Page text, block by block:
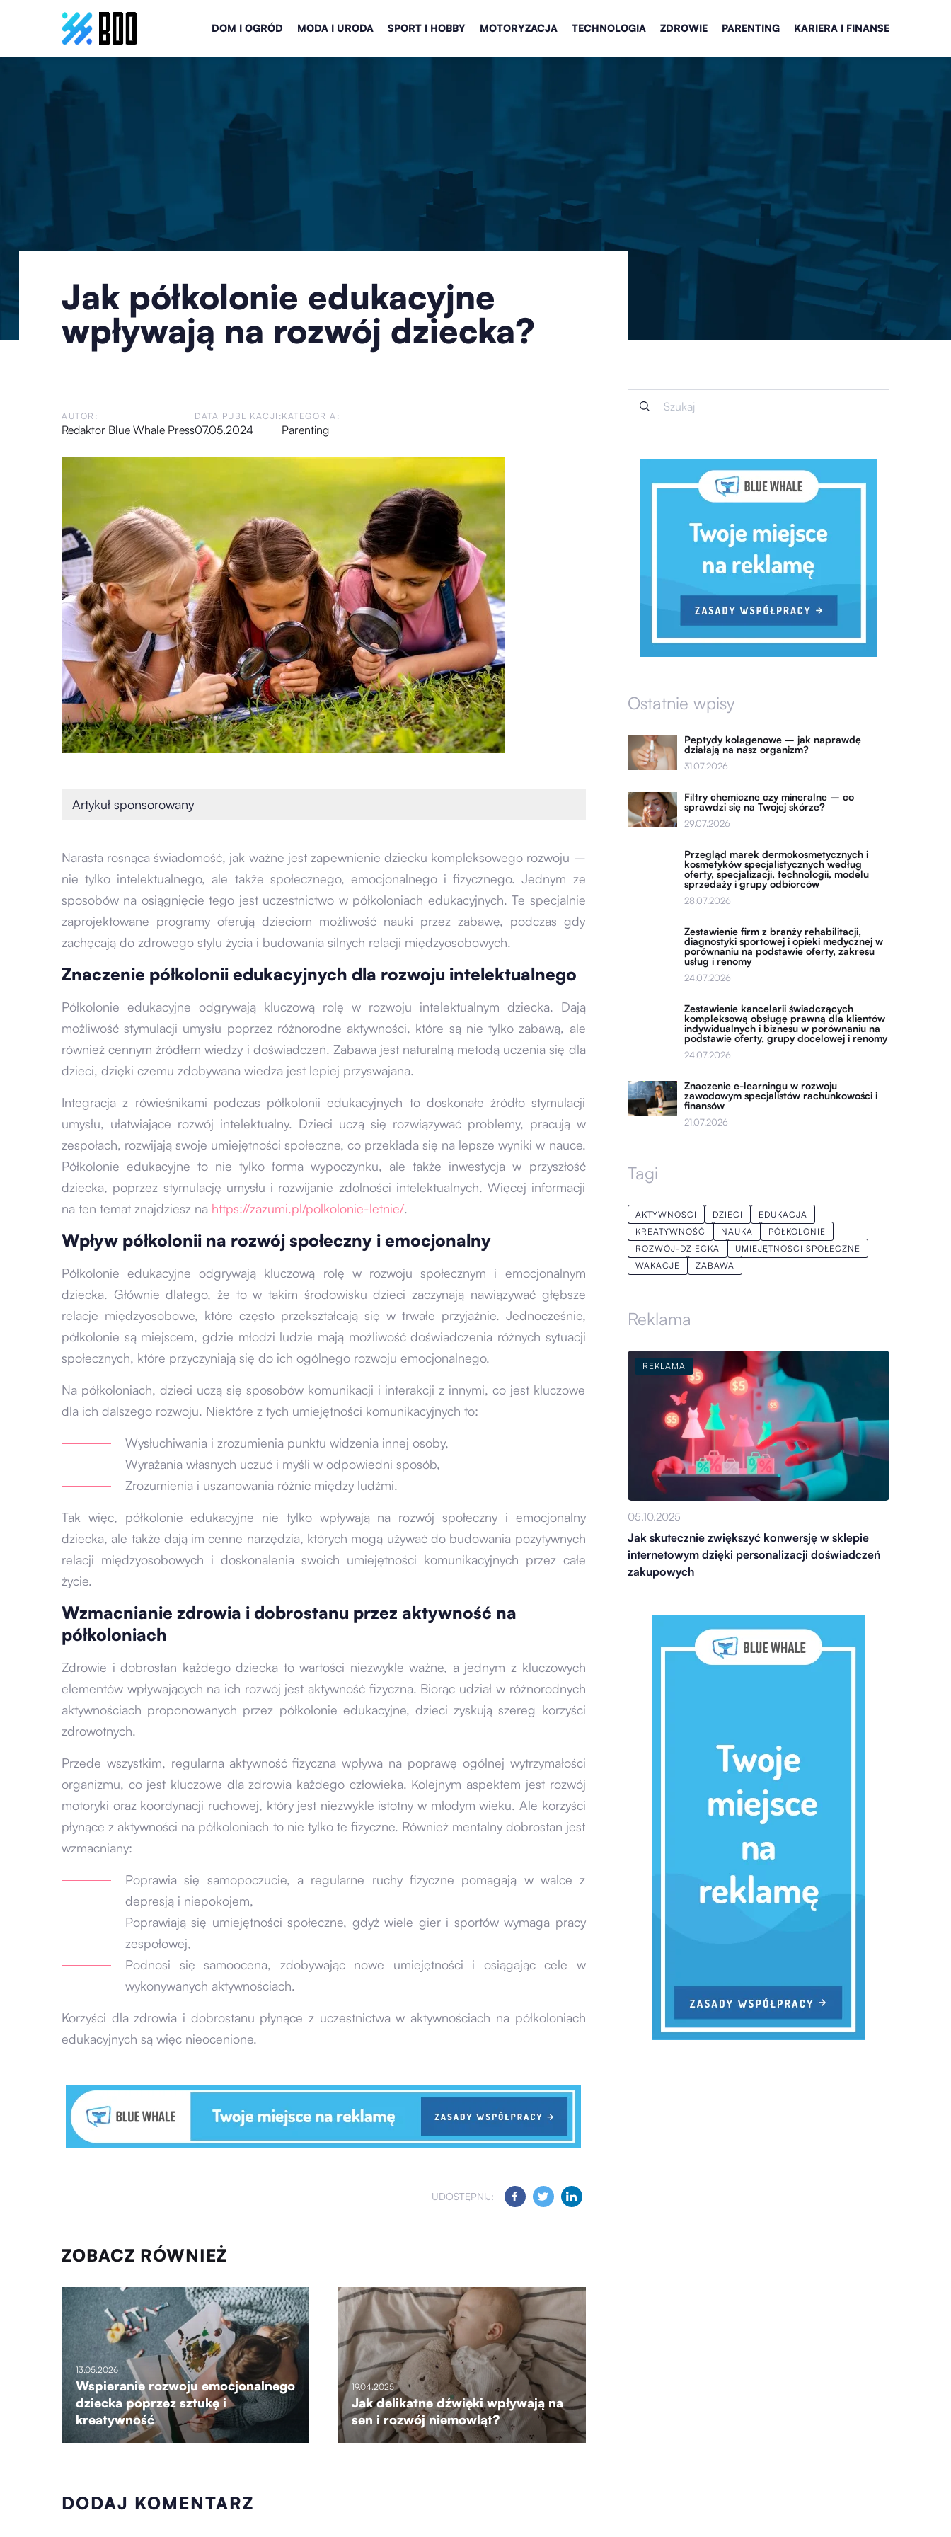
DOM I OGRÓD MODA I URODA SPORT I HOBBY MOTORYZACJA TECHNOLOGIA ZDROWIE PARENTING KARIERA I FINANSE
Jak półkolonie edukacyjne
wpływają na rozwój dziecka?
AUTOR:
Redaktor Blue Whale Press
DATA PUBLIKACJI:
07.05.2024
KATEGORIA:
Parenting
Artykuł sponsorowany
Narasta rosnąca świadomość, jak ważne jest zapewnienie dziecku kompleksowego rozwoju –
nie tylko intelektualnego, ale także społecznego, emocjonalnego i fizycznego. Jednym ze
sposobów na osiągnięcie tego jest uczestnictwo w półkoloniach edukacyjnych. Te specjalnie
zaprojektowane programy oferują dzieciom możliwość nauki przez zabawę, podczas gdy
zachęcają do zdrowego stylu życia i budowania silnych relacji międzyosobowych.
Znaczenie półkolonii edukacyjnych dla rozwoju intelektualnego
Półkolonie edukacyjne odgrywają kluczową rolę w rozwoju intelektualnym dziecka. Dają
możliwość stymulacji umysłu poprzez różnorodne aktywności, które są nie tylko zabawą, ale
również cennym źródłem wiedzy i doświadczeń. Zabawa jest naturalną metodą uczenia się dla
dzieci, dzięki czemu zdobywana wiedza jest lepiej przyswajana.
Integracja z rówieśnikami podczas półkolonii edukacyjnych to doskonałe źródło stymulacji
umysłu, ułatwiające rozwój intelektualny. Dzieci uczą się rozwiązywać problemy, pracują w
zespołach, rozwijają swoje umiejętności społeczne, co przekłada się na lepsze wyniki w nauce.
Półkolonie edukacyjne to nie tylko forma wypoczynku, ale także inwestycja w przyszłość
dziecka, poprzez stymulację umysłu i rozwijanie zdolności intelektualnych. Więcej informacji
na ten temat znajdziesz na https://zazumi.pl/polkolonie-letnie/.
Wpływ półkolonii na rozwój społeczny i emocjonalny
Półkolonie edukacyjne odgrywają kluczową rolę w rozwoju społecznym i emocjonalnym
dziecka. Głównie dlatego, że to w takim środowisku dzieci zaczynają nawiązywać głębsze
relacje międzyosobowe, które często przekształcają się w trwałe przyjaźnie. Jednocześnie,
półkolonie są miejscem, gdzie młodzi ludzie mają możliwość doświadczenia różnych sytuacji
społecznych, które przyczyniają się do ich ogólnego rozwoju emocjonalnego.
Na półkoloniach, dzieci uczą się sposobów komunikacji i interakcji z innymi, co jest kluczowe
dla ich dalszego rozwoju. Niektóre z tych umiejętności komunikacyjnych to:
Wysłuchiwania i zrozumienia punktu widzenia innej osoby,
Wyrażania własnych uczuć i myśli w odpowiedni sposób,
Zrozumienia i uszanowania różnic między ludźmi.
Tak więc, półkolonie edukacyjne nie tylko wpływają na rozwój społeczny i emocjonalny
dziecka, ale także dają im cenne narzędzia, których mogą używać do budowania pozytywnych
relacji międzyosobowych i doskonalenia swoich umiejętności komunikacyjnych przez całe
życie.
Wzmacnianie zdrowia i dobrostanu przez aktywność na
półkoloniach
Zdrowie i dobrostan każdego dziecka to wartości niezwykle ważne, a jednym z kluczowych
elementów wpływających na ich rozwój jest aktywność fizyczna. Biorąc udział w różnorodnych
aktywnościach proponowanych przez półkolonie edukacyjne, dzieci zyskują szereg korzyści
zdrowotnych.
Przede wszystkim, regularna aktywność fizyczna wpływa na poprawę ogólnej wytrzymałości
organizmu, co jest kluczowe dla zdrowia każdego człowieka. Kolejnym aspektem jest rozwój
motoryki oraz koordynacji ruchowej, który jest niezwykle istotny w młodym wieku. Ale korzyści
płynące z aktywności na półkoloniach to nie tylko te fizyczne. Również mentalny dobrostan jest
wzmacniany:
Poprawia się samopoczucie, a regularne ruchy fizyczne pomagają w walce z
depresją i niepokojem,
Poprawiają się umiejętności społeczne, gdyż wiele gier i sportów wymaga pracy
zespołowej,
Podnosi się samoocena, zdobywając nowe umiejętności i osiągając cele w
wykonywanych aktywnościach.
Korzyści dla zdrowia i dobrostanu płynące z uczestnictwa w aktywnościach na półkoloniach
edukacyjnych są więc nieocenione.
UDOSTĘPNIJ:
ZOBACZ RÓWNIEŻ
13.05.2026
Wspieranie rozwoju emocjonalnego
dziecka poprzez sztukę i
kreatywność
19.04.2025
Jak delikatne dźwięki wpływają na
sen i rozwój niemowląt?
Ostatnie wpisy
Peptydy kolagenowe – jak naprawdę
działają na nasz organizm?
31.07.2026
Filtry chemiczne czy mineralne – co
sprawdzi się na Twojej skórze?
29.07.2026
Przegląd marek dermokosmetycznych i
kosmetyków specjalistycznych według
oferty, specjalizacji, technologii, modelu
sprzedaży i grupy odbiorców
28.07.2026
Zestawienie firm z branży rehabilitacji,
diagnostyki sportowej i opieki medycznej w
porównaniu na podstawie oferty, zakresu
usług i renomy
24.07.2026
Zestawienie kancelarii świadczących
kompleksową obsługę prawną dla klientów
indywidualnych i biznesu w porównaniu na
podstawie oferty, grupy docelowej i renomy
24.07.2026
Znaczenie e-learningu w rozwoju
zawodowym specjalistów rachunkowości i
finansów
21.07.2026
Tagi
AKTYWNOŚCI DZIECI
EDUKACJA
KREATYWNOŚĆ
NAUKA
PÓŁKOLONIE
ROZWÓJ-DZIECKA
UMIEJĘTNOŚCI SPOŁECZNE
WAKACJE
ZABAWA
Reklama
REKLAMA
05.10.2025
Jak skutecznie zwiększyć konwersję w sklepie
internetowym dzięki personalizacji doświadczeń
zakupowych
DODAJ KOMENTARZ